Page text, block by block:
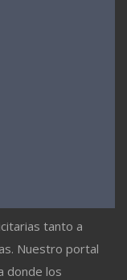
tanto a
Nuestro portal
donde los